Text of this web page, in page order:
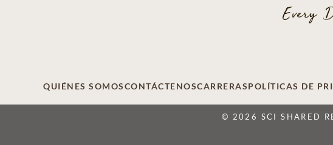
QUIÉNES SOMOSCONTÁCTENOSCARRERASPOLÍTICAS DE
© 2026 SCI SHARED